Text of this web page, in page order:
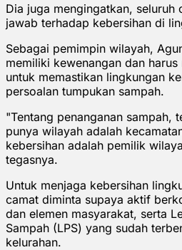
Dia juga mengingatkan, seluruh
jawab terhadap kebersihan di
Sebagai pemimpin wilayah,
memiliki kewenangan dan
untuk memastikan lingkungan
persoalan tumpukan sampah.
"Tentang penanganan sampah,
punya wilayah adalah
kebersihan adalah pemilik
tegasnya.
Untuk menjaga kebersihan
camat diminta supaya aktif
dan elemen masyarakat, serta
Sampah (LPS) yang sudah
kelurahan.